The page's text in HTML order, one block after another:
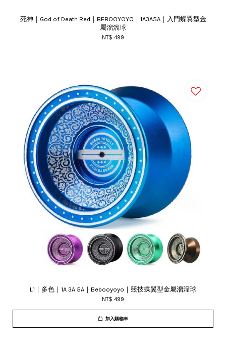
死神｜God of Death Red｜BEBOOYOYO｜1A3A5A｜入門蝶翼型金
屬溜溜球
NT$ 499
L1｜多色｜1A 3A 5A｜Bebooyoyo｜競技蝶翼型金屬溜溜球
NT$ 499
加入購物車